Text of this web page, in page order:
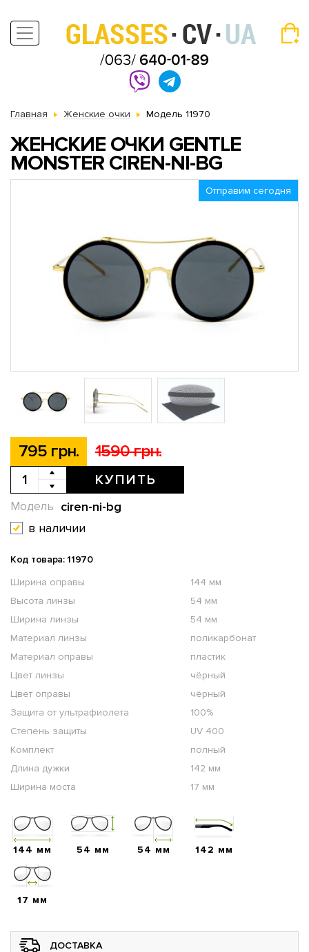
Главная Женские очки Модель 11970
ЖЕНСКИЕ ОЧКИ GENTLE
MONSTER CIREN-NI-BG
Отправим сегодня
795 грн. 1590 грн.
КУПИТЬ
ciren-ni-bg
Модель
в наличии
Код товара: 11970
Ширина оправы
144 мм
Высота линзы
54 мм
Ширина линзы
54 мм
Материал линзы
поликарбонат
Материал оправы
пластик
Цвет линзы
чёрный
Цвет оправы
чёрный
Защита от ультрафиолета
100%
Степень защиты
UV 400
Комплект
полный
Длина дужки
142 мм
Ширина моста
17 мм
144 мм 54 мм 54 мм 142 мм
17 мм
ДОСТАВКА